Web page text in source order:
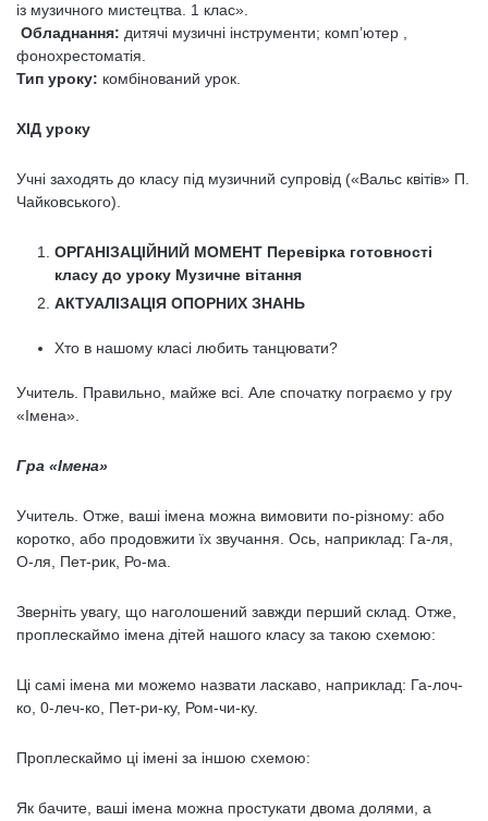
із музичного мистецтва. 1 клас».
Обладнання: дитячі музичні інструменти; комп’ютер ,
фонохрестоматія.
Тип уроку: комбінований урок.
ХІД уроку
Учні заходять до класу під музичний супровід («Вальс квітів» П.
Чайковського).
ОРГАНІЗАЦІЙНИЙ МОМЕНТ Перевірка готовності
класу до уроку Музичне вітання
АКТУАЛІЗАЦІЯ ОПОРНИХ ЗНАНЬ
Хто в нашому класі любить танцювати?
Учитель. Правильно, майже всі. Але спочатку пограємо у гру
«Імена».
Гра «Імена»
Учитель. Отже, ваші імена можна вимовити по-різному: або
коротко, або продовжити їх звучання. Ось, наприклад: Га-ля,
О-ля, Пет-рик, Ро-ма.
Зверніть увагу, що наголошений завжди перший склад. Отже,
проплескаймо імена дітей нашого класу за такою схемою:
Ці самі імена ми можемо назвати ласкаво, наприклад: Га-лоч-
ко, 0-леч-ко, Пет-ри-ку, Ром-чи-ку.
Проплескаймо ці імені за іншою схемою:
Як бачите, ваші імена можна простукати двома долями, а